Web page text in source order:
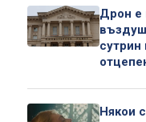
Дрон е
сутрин
Някои